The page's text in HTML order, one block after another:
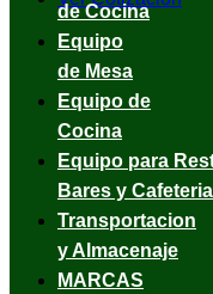
de Cocina
Equipo
de Mesa
Equipo de
Cocina
Equipo para
Bares y
Transportacion
y Almacenaje
MARCAS